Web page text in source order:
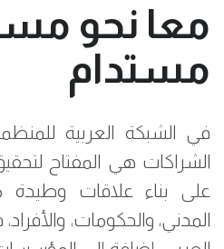
معا نحو
مستدام
في الشبكة العربية
الشراكات هي المفتاح
على بناء علاقات
المدني، والحكومات،